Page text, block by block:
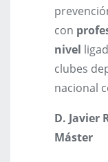
con
nivel
clubes
nacional
D. Javier
Máster